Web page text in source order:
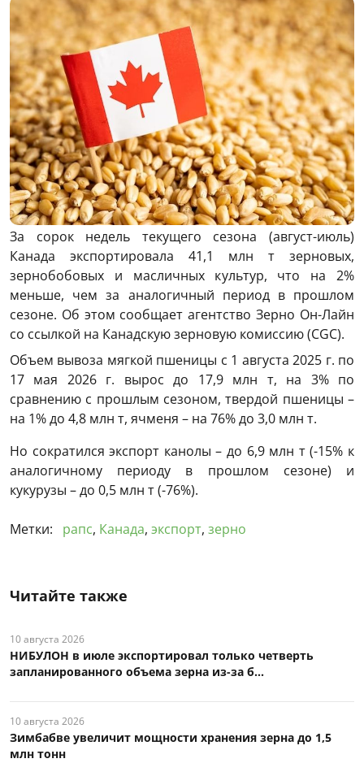
За сорок недель текущего сезона (август-июль)
Канада экспортировала 41,1 млн т зерновых,
зернобобовых и масличных культур, что на 2%
меньше, чем за аналогичный период в прошлом
сезоне. Об этом сообщает агентство Зерно Он-Лайн
со ссылкой на Канадскую зерновую комиссию (CGC).
Объем вывоза мягкой пшеницы с 1 августа 2025 г. по
17 мая 2026 г. вырос до 17,9 млн т, на 3% по
сравнению с прошлым сезоном, твердой пшеницы –
на 1% до 4,8 млн т, ячменя – на 76% до 3,0 млн т.
Но сократился экспорт канолы – до 6,9 млн т (-15% к
аналогичному периоду в прошлом сезоне) и
кукурузы – до 0,5 млн т (-76%).
Метки: рапс, Канада, экспорт, зерно
Читайте также
10 августа 2026
НИБУЛОН в июле экспортировал только четверть
запланированного объема зерна из-за б...
10 августа 2026
Зимбабве увеличит мощности хранения зерна до 1,5
млн тонн